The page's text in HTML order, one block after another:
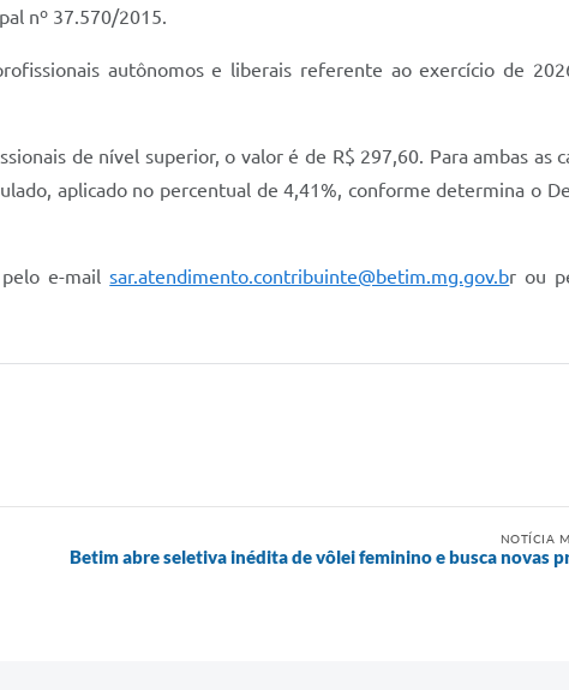
nº 37.570/2015.
autônomos e liberais referente ao exercício de
de nível superior, o valor é de R$ 297,60. Para ambas as
aplicado no percentual de 4,41%, conforme determina o
pelo e-mailsar.atendimento.contribuinte@betim.mg.gov.br ou
NOTÍCIA
Betim abre seletiva inédita de vôlei feminino e busca novas